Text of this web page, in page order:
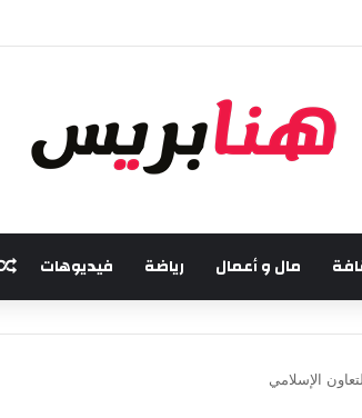
“تيم آر تي” في تامسنا احتفاء بعيد العرش المجيد
مال و أعمال رياضة فيديوهات